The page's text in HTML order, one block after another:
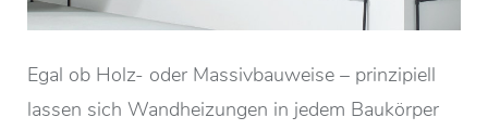
Egal ob Holz- oder Massivbauweise – prinzipiell
lassen sich Wandheizungen in jedem Baukörper